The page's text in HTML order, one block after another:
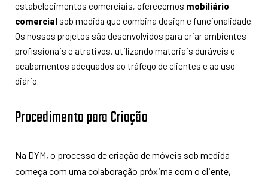
estabelecimentos comerciais, oferecemos mobiliário
comercial sob medida que combina design e funcionalidade.
Os nossos projetos são desenvolvidos para criar ambientes
profissionais e atrativos, utilizando materiais duráveis e
acabamentos adequados ao tráfego de clientes e ao uso
diário.
Procedimento para Criação
Na DYM, o processo de criação de móveis sob medida
começa com uma colaboração próxima com o cliente,